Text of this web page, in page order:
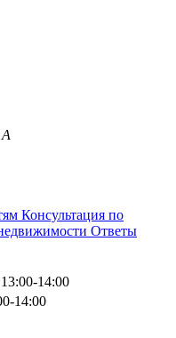
Консультация по
Ответы
14:00
14:00